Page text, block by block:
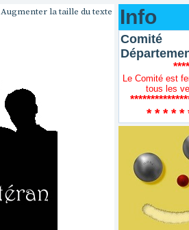
Augmenter la taille du texte
Info
Comité
Le Comité est
tous les
* * * * *